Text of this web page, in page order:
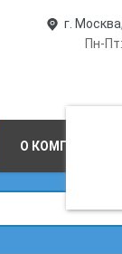
г.
Пн-
О КОМПАНИИ